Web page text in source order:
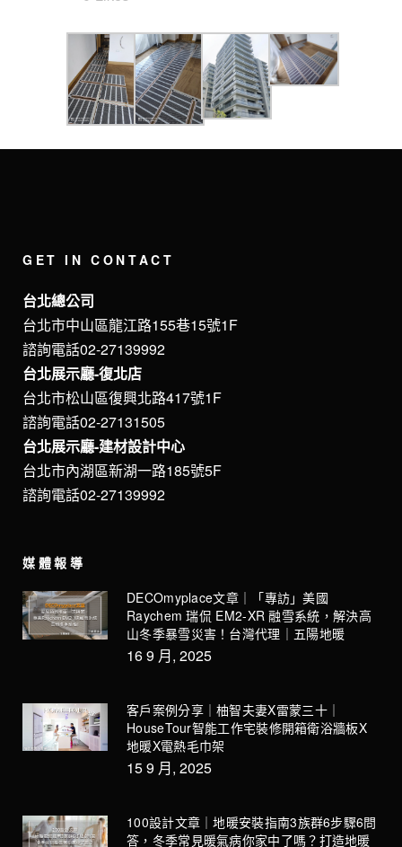
GET IN CONTACT
台北總公司
台北市中山區龍江路155巷15號1F
諮詢電話02-27139992
台北展示廳-復北店
台北市松山區復興北路417號1F
諮詢電話02-27131505
台北展示廳-建材設計中心
台北市內湖區新湖一路185號5F
諮詢電話02-27139992
媒體報導
DECOmyplace文章｜「專訪」美國
Raychem 瑞侃 EM2-XR 融雪系統，解決高
山冬季暴雪災害！台灣代理｜五陽地暖
16 9 月, 2025
客戶案例分享｜柚智夫妻X雷蒙三十｜
HouseTour智能工作宅裝修開箱衛浴牆板X
地暖X電熱毛巾架
15 9 月, 2025
100設計文章｜地暖安裝指南3族群6步驟6問
答，冬季常見暖氣病你家中了嗎？打造地暖